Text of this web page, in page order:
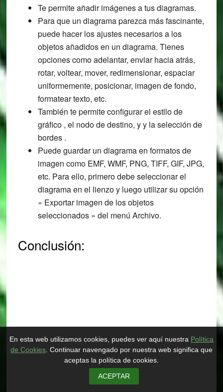
Te permite añadir imágenes a tus diagramas.
Para que un diagrama parezca más fascinante,
puede hacer los ajustes necesarios a los
objetos añadidos en un diagrama. Tienes
opciones como adelantar, enviar hacia atrás,
rotar, voltear, mover, redimensionar, espaciar
uniformemente, posicionar, imagen de fondo,
formatear texto, etc.
También te permite configurar el estilo de
gráfico , el nodo de destino, y y la selección de
bordes .
Puede guardar un diagrama en formatos de
imagen como EMF, WMF, PNG, TIFF, GIF, JPG,
etc. Para ello, primero debe seleccionar el
diagrama en el lienzo y luego utilizar su opción
» Exportar imagen de los objetos
seleccionados » del menú Archivo.
Conclusión:
En esta web utilizamos cookies, puedes ver aquí nuestra Política
de Cookies. Continuar navengado por nuestra web significa que
aceptas la política de cookies.
ACEPTAR